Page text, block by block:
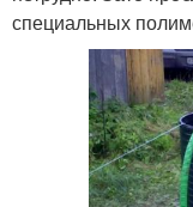
специальных